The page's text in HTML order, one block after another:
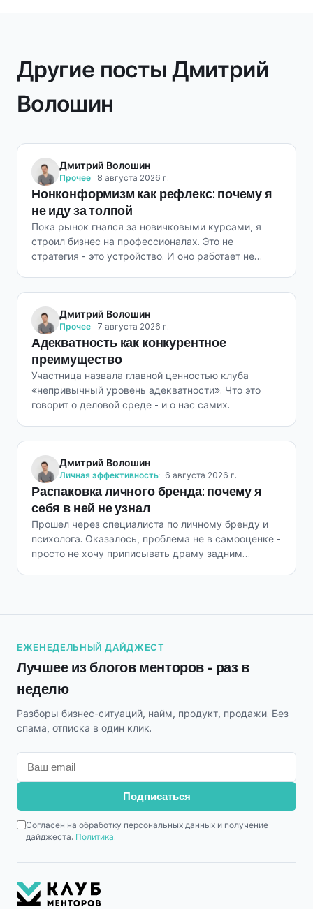
Другие посты Дмитрий
Волошин
Дмитрий Волошин
Прочее 8 августа 2026 г.
Нонконформизм как рефлекс: почему я
не иду за толпой
Пока рынок гнался за новичковыми курсами, я
строил бизнес на профессионалах. Это не
стратегия - это устройство. И оно работает не
Дмитрий Волошин
Прочее 7 августа 2026 г.
Адекватность как конкурентное
преимущество
Участница назвала главной ценностью клуба
«непривычный уровень адекватности». Что это
говорит о деловой среде - и о нас самих.
Дмитрий Волошин
Личная эффективность 6 августа 2026 г.
Распаковка личного бренда: почему я
себя в ней не узнал
Прошел через специалиста по личному бренду и
психолога. Оказалось, проблема не в самооценке -
просто не хочу приписывать драму задним
ЕЖЕНЕДЕЛЬНЫЙ ДАЙДЖЕСТ
Лучшее из блогов менторов - раз в
неделю
Разборы бизнес-ситуаций, найм, продукт, продажи. Без
спама, отписка в один клик.
Подписаться
Согласен на обработку персональных данных и получение
дайджеста. Политика.